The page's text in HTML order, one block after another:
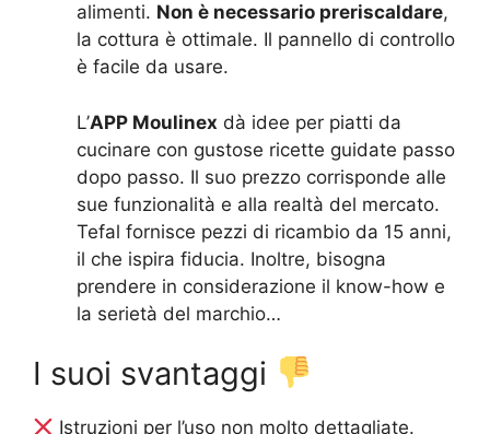
alimenti. Non è necessario preriscaldare,
la cottura è ottimale. Il pannello di controllo
è facile da usare.
L’APP Moulinex dà idee per piatti da
cucinare con gustose ricette guidate passo
dopo passo. Il suo prezzo corrisponde alle
sue funzionalità e alla realtà del mercato.
Tefal fornisce pezzi di ricambio da 15 anni,
il che ispira fiducia. Inoltre, bisogna
prendere in considerazione il know-how e
la serietà del marchio…
I suoi svantaggi
Istruzioni per l’uso non molto dettagliate.